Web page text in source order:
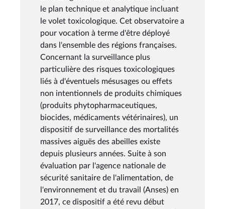
le plan technique et analytique incluant
le volet toxicologique. Cet observatoire a
pour vocation à terme d'être déployé
dans l'ensemble des régions françaises.
Concernant la surveillance plus
particulière des risques toxicologiques
liés à d'éventuels mésusages ou effets
non intentionnels de produits chimiques
(produits phytopharmaceutiques,
biocides, médicaments vétérinaires), un
dispositif de surveillance des mortalités
massives aiguës des abeilles existe
depuis plusieurs années. Suite à son
évaluation par l'agence nationale de
sécurité sanitaire de l'alimentation, de
l'environnement et du travail (Anses) en
2017, ce dispositif a été revu début